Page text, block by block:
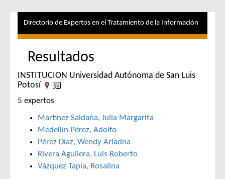
Directorio de Expertos en el Tratamiento de la Información
Resultados
INSTITUCION Universidad Autónoma de San Luis
Potosí
5 expertos
Martínez Saldaña, Julia Margarita
Medellín Pérez, Adolfo
Pérez Díaz, Wendy Ariadna
Rivera Aguilera, Luis Roberto
Vázquez Tapia, Rosalina